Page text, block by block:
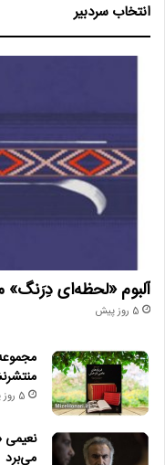
انتخاب سردبیر
آلبوم «لحظه‌ای دِرَنگ»
5 روز پیش
5 روز پیش
نعیمی
می‌برد